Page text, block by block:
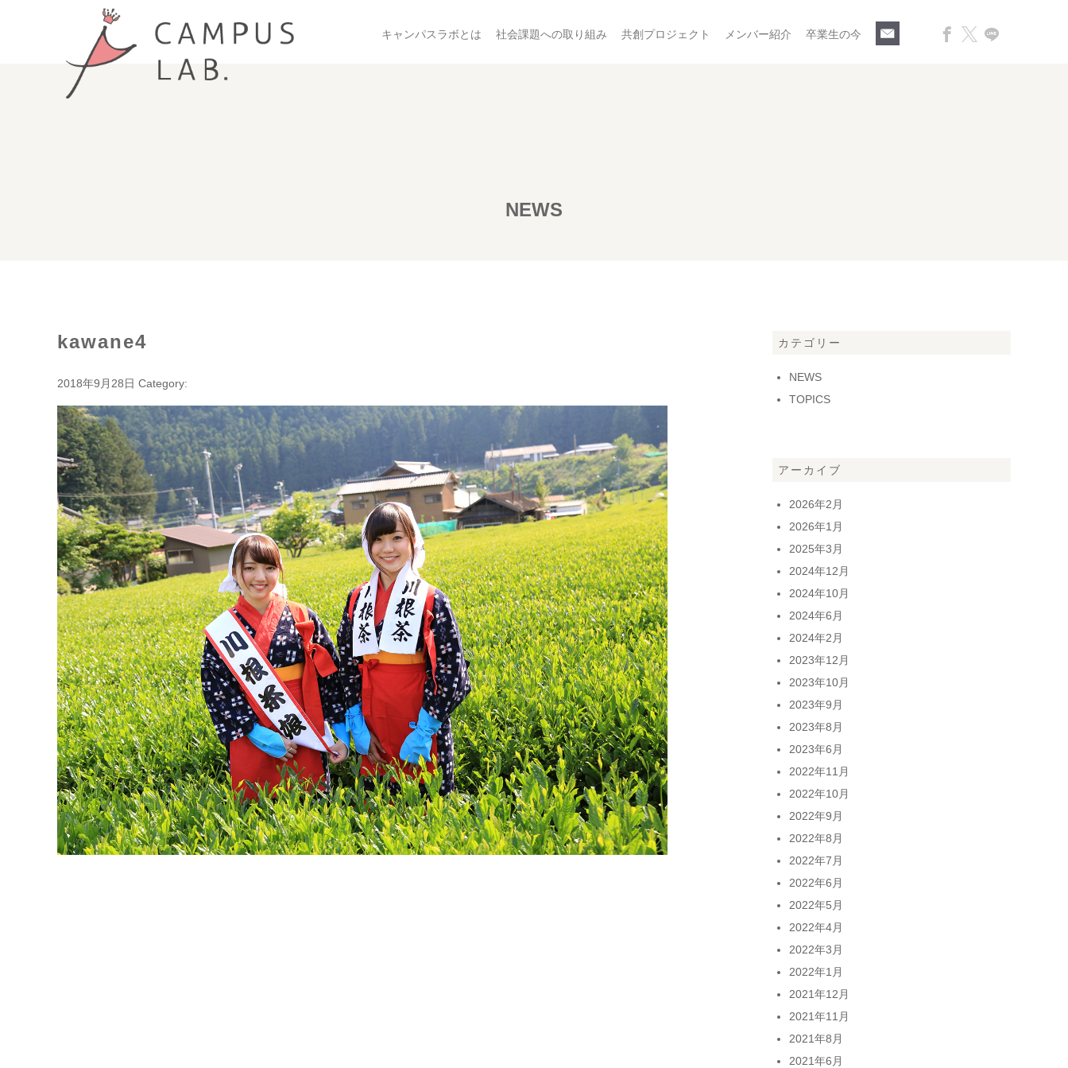
キャンパスラボとは 社会課題への取り組み 共創プロジェクト メンバー紹介 卒業生の今
NEWS
kawane4
2018年9月28日 Category:
カテゴリー
NEWS
TOPICS
アーカイブ
2026年2月
2026年1月
2025年3月
2024年12月
2024年10月
2024年6月
2024年2月
2023年12月
2023年10月
2023年9月
2023年8月
2023年6月
2022年11月
2022年10月
2022年9月
2022年8月
2022年7月
2022年6月
2022年5月
2022年4月
2022年3月
2022年1月
2021年12月
2021年11月
2021年8月
2021年6月